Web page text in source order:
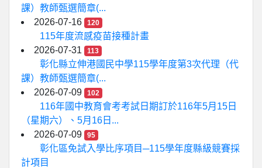
課）教師甄選簡章(...
2026-07-16
120
115年度流感疫苗接種計畫
2026-07-31
113
彰化縣立伸港國民中學115學年度第3次代理（代
課）教師甄選簡章(...
2026-07-09
102
116年國中教育會考考試日期訂於116年5月15日
（星期六）、5月16日...
2026-07-09
95
彰化區免試入學比序項目─115學年度縣級競賽採
計項目